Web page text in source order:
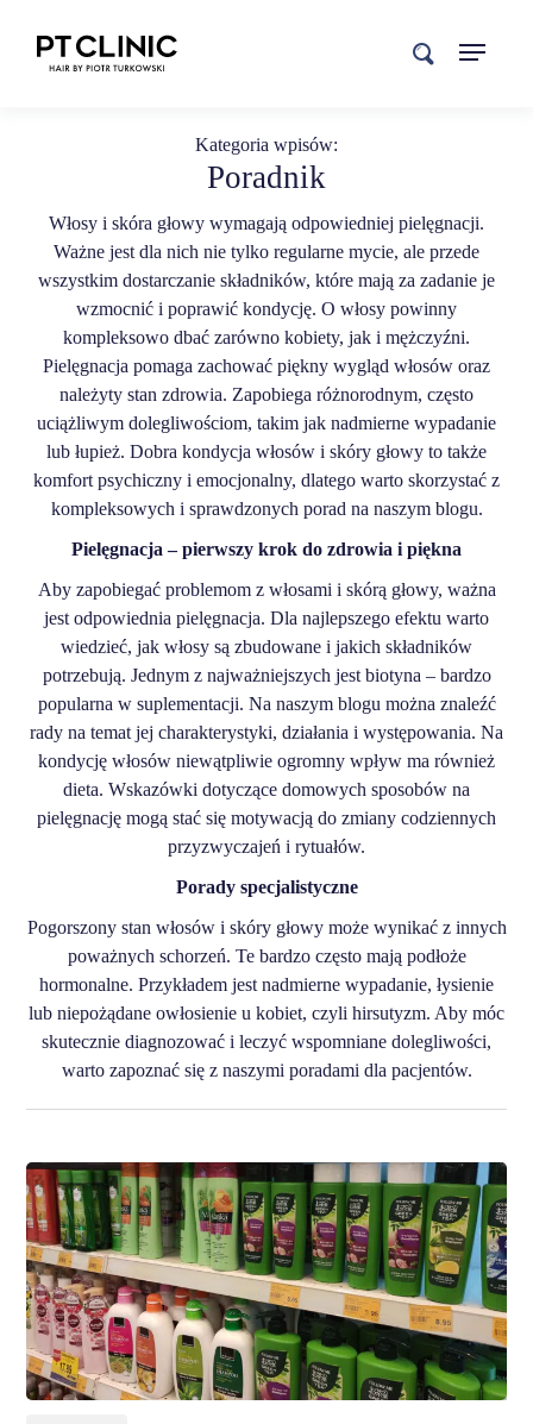
search
Kategoria wpisów:
Poradnik
Włosy i skóra głowy wymagają odpowiedniej pielęgnacji.
Ważne jest dla nich nie tylko regularne mycie, ale przede
wszystkim dostarczanie składników, które mają za zadanie je
wzmocnić i poprawić kondycję. O włosy powinny
kompleksowo dbać zarówno kobiety, jak i mężczyźni.
Pielęgnacja pomaga zachować piękny wygląd włosów oraz
należyty stan zdrowia. Zapobiega różnorodnym, często
uciążliwym dolegliwościom, takim jak nadmierne wypadanie
lub łupież. Dobra kondycja włosów i skóry głowy to także
komfort psychiczny i emocjonalny, dlatego warto skorzystać z
kompleksowych i sprawdzonych porad na naszym blogu.
Pielęgnacja – pierwszy krok do zdrowia i piękna
Aby zapobiegać problemom z włosami i skórą głowy, ważna
jest odpowiednia pielęgnacja. Dla najlepszego efektu warto
wiedzieć, jak włosy są zbudowane i jakich składników
potrzebują. Jednym z najważniejszych jest biotyna – bardzo
popularna w suplementacji. Na naszym blogu można znaleźć
rady na temat jej charakterystyki, działania i występowania. Na
kondycję włosów niewątpliwie ogromny wpływ ma również
dieta. Wskazówki dotyczące domowych sposobów na
pielęgnację mogą stać się motywacją do zmiany codziennych
przyzwyczajeń i rytuałów.
Porady specjalistyczne
Pogorszony stan włosów i skóry głowy może wynikać z innych
poważnych schorzeń. Te bardzo często mają podłoże
hormonalne. Przykładem jest nadmierne wypadanie, łysienie
lub niepożądane owłosienie u kobiet, czyli hirsutyzm. Aby móc
skutecznie diagnozować i leczyć wspomniane dolegliwości,
warto zapoznać się z naszymi poradami dla pacjentów.